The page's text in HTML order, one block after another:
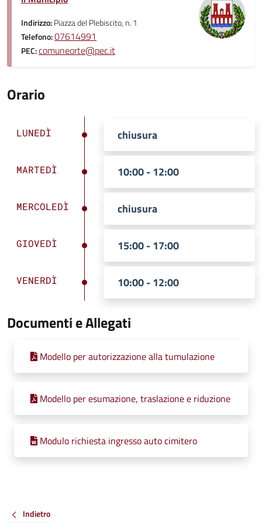
Indirizzo:Piazza del Plebiscito, n. 1
Telefono:07614991
PEC:comuneorte@pec.it
Orario
LUNEDÌ chiusura
MARTEDÌ 10:00 - 12:00
MERCOLEDÌ chiusura
GIOVEDÌ 15:00 - 17:00
VENERDÌ 10:00 - 12:00
Documenti e Allegati
Modello per autorizzazione alla tumulazione
Modello per esumazione, traslazione e riduzione
Modulo richiesta ingresso auto cimitero
Indietro